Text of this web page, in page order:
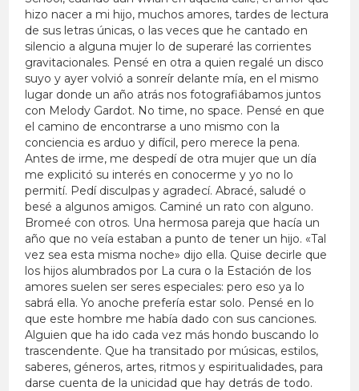
hizo nacer a mi hijo, muchos amores, tardes de lectura
de sus letras únicas, o las veces que he cantado en
silencio a alguna mujer lo de superaré las corrientes
gravitacionales. Pensé en otra a quien regalé un disco
suyo y ayer volvió a sonreír delante mía, en el mismo
lugar donde un año atrás nos fotografiábamos juntos
con Melody Gardot. No time, no space. Pensé en que
el camino de encontrarse a uno mismo con la
conciencia es arduo y difícil, pero merece la pena.
Antes de irme, me despedí de otra mujer que un día
me explicitó su interés en conocerme y yo no lo
permití. Pedí disculpas y agradecí. Abracé, saludé o
besé a algunos amigos. Caminé un rato con alguno.
Bromeé con otros. Una hermosa pareja que hacía un
año que no veía estaban a punto de tener un hijo. «Tal
vez sea esta misma noche» dijo ella. Quise decirle que
los hijos alumbrados por La cura o la Estación de los
amores suelen ser seres especiales: pero eso ya lo
sabrá ella. Yo anoche prefería estar solo. Pensé en lo
que este hombre me había dado con sus canciones.
Alguien que ha ido cada vez más hondo buscando lo
trascendente. Que ha transitado por músicas, estilos,
saberes, géneros, artes, ritmos y espiritualidades, para
darse cuenta de la unicidad que hay detrás de todo.